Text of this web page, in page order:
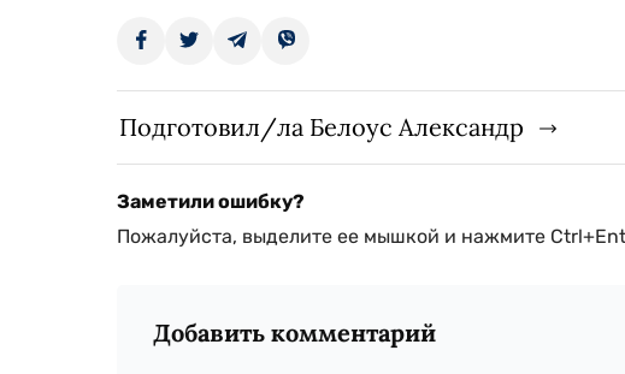
Подготовил/ла Белоус Александр
Заметили ошибку?
Пожалуйста, выделите ее мышкой и нажмите
Добавить комментарий